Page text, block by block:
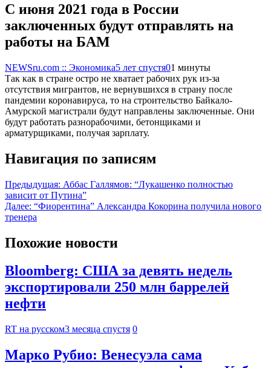
С июня 2021 года в России
заключенных будут отправлять на
работы на БАМ
NEWSru.com :: Экономика5 лет спустя01 минуты
Так как в стране остро не хватает рабочих рук из-за
отсутствия мигрантов, не вернувшихся в страну после
пандемии коронавируса, то на строительство Байкало-
Амурской магистрали будут направлены заключенные. Они
будут работать разнорабочими, бетонщиками и
арматурщиками, получая зарплату.
Навигация по записям
Предыдущая: Аббас Галлямов: “Лукашенко полностью
зависит от Путина”
Далее: “Фиорентина” Александра Кокорина получила нового
тренера
Похожие новости
Bloomberg: США за девять недель
экспортировали 250 млн баррелей
нефти
RT на русском3 месяца спустя 0
Марко Рубио: Венесуэла сама